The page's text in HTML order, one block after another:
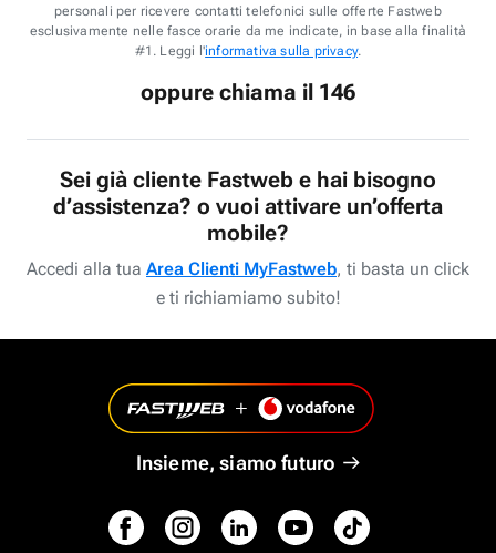
personali per ricevere contatti telefonici sulle offerte Fastweb
esclusivamente nelle fasce orarie da me indicate, in base alla finalità
#1. Leggi l'informativa sulla privacy.
oppure chiama il 146
Sei già cliente Fastweb e hai bisogno
d’assistenza? o vuoi attivare un’offerta
mobile?
Accedi alla tua Area Clienti MyFastweb, ti basta un click
e ti richiamiamo subito!
Insieme, siamo futuro